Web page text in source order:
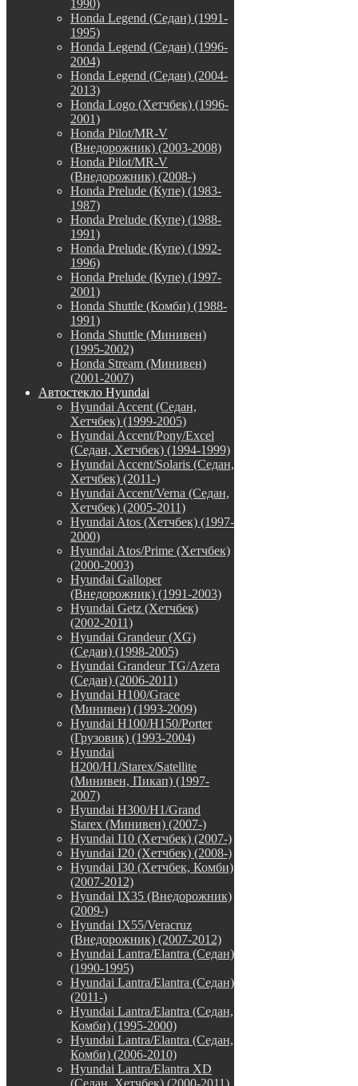
1990)
Honda Legend (Седан) (1991-
1995)
Honda Legend (Седан) (1996-
2004)
Honda Legend (Седан) (2004-
2013)
Honda Logo (Хетчбек) (1996-
2001)
Honda Pilot/MR-V
(Внедорожник) (2003-2008)
Honda Pilot/MR-V
(Внедорожник) (2008-)
Honda Prelude (Купе) (1983-
1987)
Honda Prelude (Купе) (1988-
1991)
Honda Prelude (Купе) (1992-
1996)
Honda Prelude (Купе) (1997-
2001)
Honda Shuttle (Комби) (1988-
1991)
Honda Shuttle (Минивен)
(1995-2002)
Honda Stream (Минивен)
(2001-2007)
Автостекло Hyundai
Hyundai Accent (Седан,
Хетчбек) (1999-2005)
Hyundai Accent/Pony/Excel
(Седан, Хетчбек) (1994-1999)
Hyundai Accent/Solaris (Седан,
Хетчбек) (2011-)
Hyundai Accent/Verna (Седан,
Хетчбек) (2005-2011)
Hyundai Atos (Хетчбек) (1997-
2000)
Hyundai Atos/Prime (Хетчбек)
(2000-2003)
Hyundai Galloper
(Внедорожник) (1991-2003)
Hyundai Getz (Хетчбек)
(2002-2011)
Hyundai Grandeur (XG)
(Седан) (1998-2005)
Hyundai Grandeur TG/Azera
(Седан) (2006-2011)
Hyundai H100/Grace
(Минивен) (1993-2009)
Hyundai H100/H150/Porter
(Грузовик) (1993-2004)
Hyundai
H200/H1/Starex/Satellite
(Минивен, Пикап) (1997-
2007)
Hyundai H300/H1/Grand
Starex (Минивен) (2007-)
Hyundai I10 (Хетчбек) (2007-)
Hyundai I20 (Хетчбек) (2008-)
Hyundai I30 (Хетчбек, Комби)
(2007-2012)
Hyundai IX35 (Внедорожник)
(2009-)
Hyundai IX55/Veracruz
(Внедорожник) (2007-2012)
Hyundai Lantra/Elantra (Седан)
(1990-1995)
Hyundai Lantra/Elantra (Седан)
(2011-)
Hyundai Lantra/Elantra (Седан,
Комби) (1995-2000)
Hyundai Lantra/Elantra (Седан,
Комби) (2006-2010)
Hyundai Lantra/Elantra XD
(Седан, Хетчбек) (2000-2011)